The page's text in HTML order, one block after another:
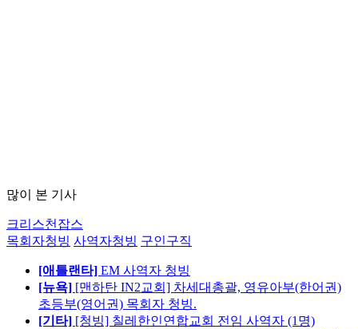
많이 본 기사
크리스천잡스
목회자청빙 사역자청빙 구인구직
[애틀랜타] EM 사역자 청빙
[뉴욕] [맨하탄 IN2교회] 차세대총괄, 영유아부(한어권)
초등부(영어권) 목회자 청빙.
[기타] [청빙] 칠레한인연합교회 전임 사역자 (1명)